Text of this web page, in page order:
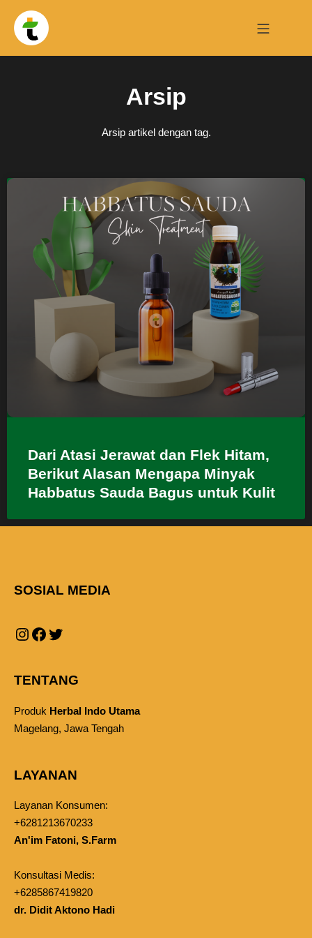
Arsip
Arsip artikel dengan tag.
Dari Atasi Jerawat dan Flek Hitam,
Berikut Alasan Mengapa Minyak
Habbatus Sauda Bagus untuk Kulit
SOSIAL MEDIA
TENTANG
Produk Herbal Indo Utama
Magelang, Jawa Tengah
LAYANAN
Layanan Konsumen:
+6281213670233
An'im Fatoni, S.Farm
Konsultasi Medis:
+6285867419820
dr. Didit Aktono Hadi